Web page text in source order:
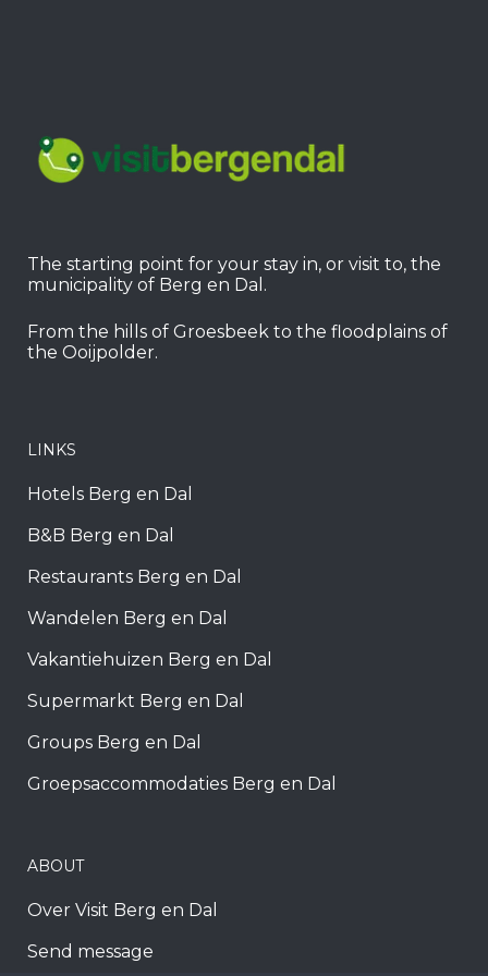
The starting point for your stay in, or visit to, the
municipality of Berg en Dal.
From the hills of Groesbeek to the floodplains of
the Ooijpolder.
LINKS
Hotels Berg en Dal
B&B Berg en Dal
Restaurants Berg en Dal
Wandelen Berg en Dal
Vakantiehuizen Berg en Dal
Supermarkt Berg en Dal
Groups Berg en Dal
Groepsaccommodaties Berg en Dal
ABOUT
Over Visit Berg en Dal
Send message